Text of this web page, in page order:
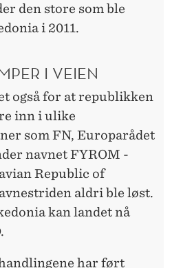
den store som ble
i 2011.
I VEIEN
også for at republikken
inn i ulike
som FN, Europarådet
navnet FYROM -
Republic of
aldri ble løst.
kan landet nå
har ført